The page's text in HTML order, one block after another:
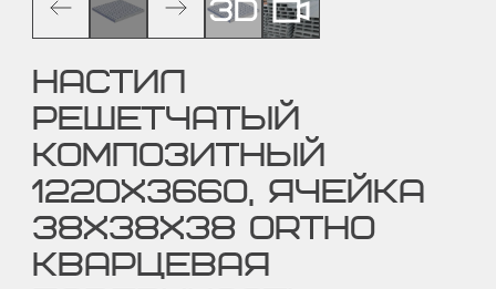
НАСТИЛ
РЕШЕТЧАТЫЙ
КОМПОЗИТНЫЙ
1220Х3660, ЯЧЕЙКА
38Х38Х38 ORTHO
КВАРЦЕВАЯ